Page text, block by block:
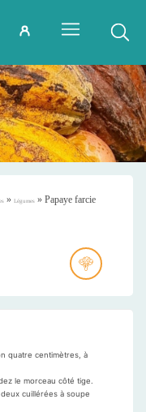
» Légumes » Papaye farcie
quatre centimètres, à
le morceau côté tige.
cuillérées à soupe